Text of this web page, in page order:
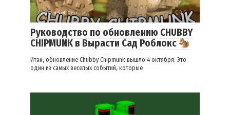
Grow a Garden 0
Руководство по обновлению CHUBBY
CHIPMUNK в Вырасти Сад Роблокс
Итак, обновление Chubby Chipmunk вышло 4 октября. Это
один из самых веселых событий, которые